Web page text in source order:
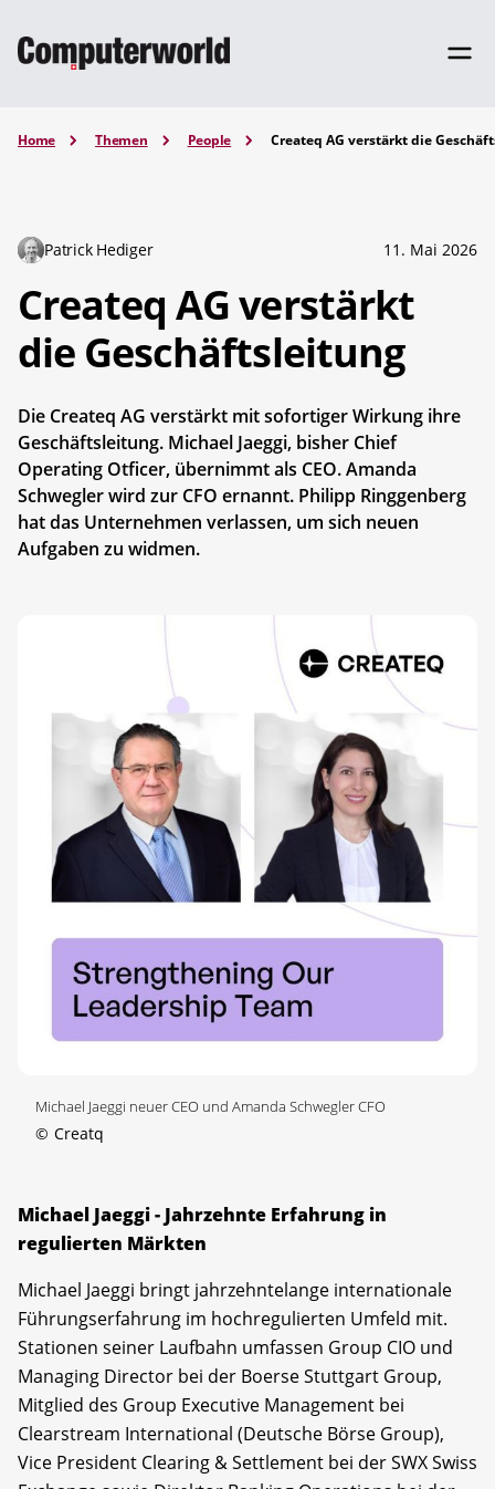
Home Themen People Createq AG verstärkt die
Patrick Hediger 11. Mai 2026
Createq AG verstärkt
die Geschäftsleitung
Die Createq AG verstärkt mit sofortiger Wirkung ihre
Geschäftsleitung. Michael Jaeggi, bisher Chief
Operating Otficer, übernimmt als CEO. Amanda
Schwegler wird zur CFO ernannt. Philipp Ringgenberg
hat das Unternehmen verlassen, um sich neuen
Aufgaben zu widmen.
Michael Jaeggi neuer CEO und Amanda Schwegler CFO
© Creatq
Michael Jaeggi - Jahrzehnte Erfahrung in
regulierten Märkten
Michael Jaeggi bringt jahrzehntelange internationale
Führungserfahrung im hochregulierten Umfeld mit.
Stationen seiner Laufbahn umfassen Group CIO und
Managing Director bei der Boerse Stuttgart Group,
Mitglied des Group Executive Management bei
Clearstream International (Deutsche Börse Group),
Vice President Clearing & Settlement bei der SWX Swiss